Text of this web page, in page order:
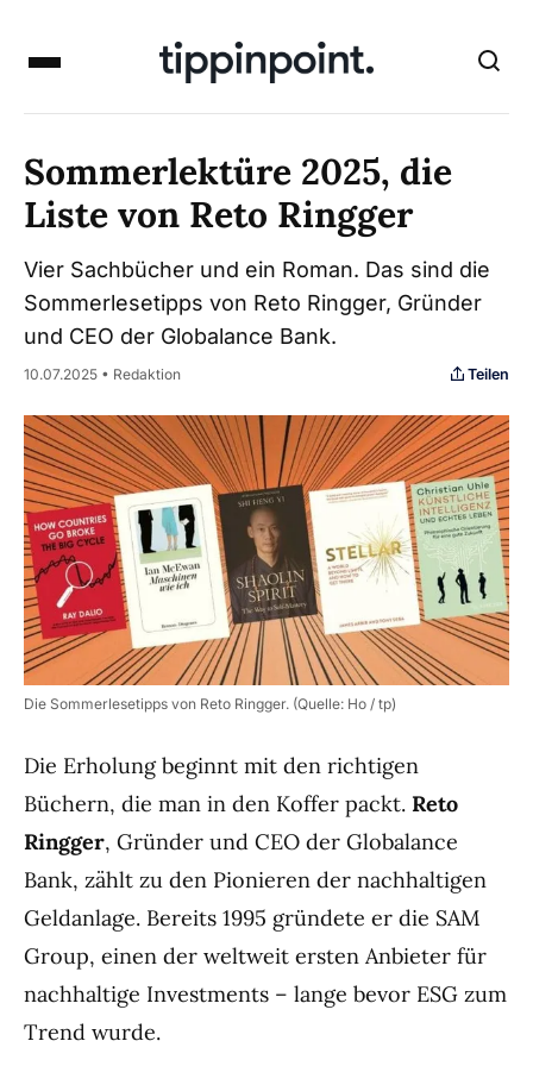
Sommerlektüre 2025, die
Liste von Reto Ringger
Vier Sachbücher und ein Roman. Das sind die
Sommerlesetipps von Reto Ringger, Gründer
und CEO der Globalance Bank.
10.07.2025 • Redaktion Teilen
Die Sommerlesetipps von Reto Ringger. (Quelle: Ho / tp)
Die Erholung beginnt mit den richtigen
Büchern, die man in den Koffer packt. Reto
Ringger, Gründer und CEO der Globalance
Bank, zählt zu den Pionieren der nachhaltigen
Geldanlage. Bereits 1995 gründete er die SAM
Group, einen der weltweit ersten Anbieter für
nachhaltige Investments – lange bevor ESG zum
Trend wurde.